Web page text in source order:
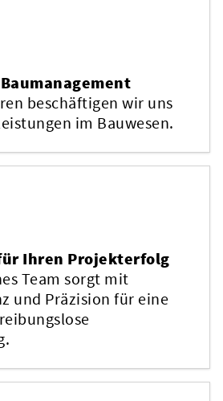
beschäftigen wir uns
im Bauwesen.
Ihren Projekterfolg
Team sorgt mit
und Präzision für eine